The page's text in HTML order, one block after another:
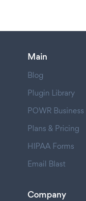
Main
Blog
Plugin Library
POWR Business
Plans & Pricing
HIPAA Forms
Email Blast
Company